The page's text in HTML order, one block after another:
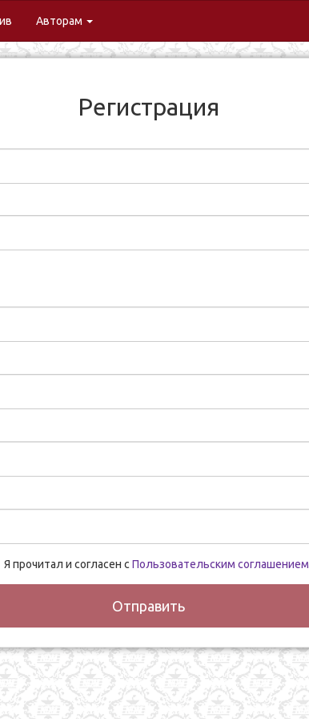
Авторам
Регистрация
Я прочитал и согласен с Пользовательским соглашением
Отправить